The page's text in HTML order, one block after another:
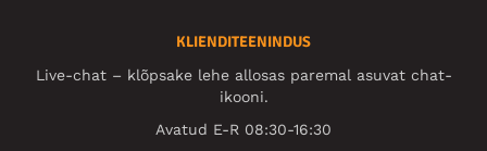
KLIENDITEENINDUS
Live-chat – klõpsake lehe allosas paremal asuvat chat-
ikooni.
Avatud E-R 08:30-16:30